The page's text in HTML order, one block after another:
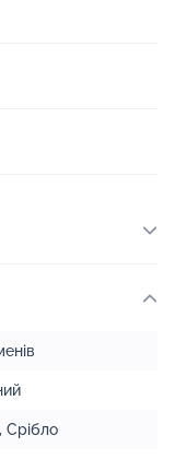
, Срібло